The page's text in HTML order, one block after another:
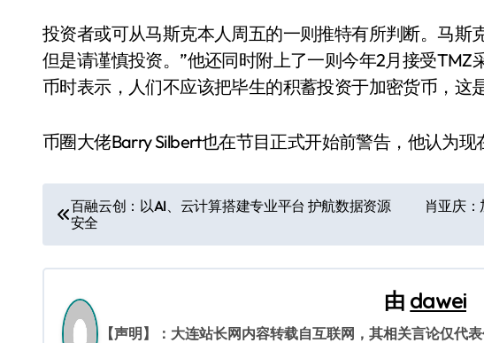
投资者或可从马斯克本人周五的一则推特有所判断。马斯克在推文中写道：“加密货币很有前途，
但是请谨慎投资。”他还同时附上了一则今年2月接受TMZ
币时表示，人们不应该把毕生的积蓄投资于加密货币，这
币圈大佬Barry Silbert也在节目正式开始前警告，他认为现
文
章
导
航
百融云创：以AI、云计算搭建专业平台 护航数据资源
安全
肖亚庆
由 dawei
【声明】：大连站长网内容转载自互联网，其相关言论仅代